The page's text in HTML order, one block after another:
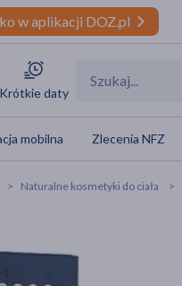
w aplikacji DOZ.pl
Krótkie daty
mobilna Zlecenia NFZ
Naturalne kosmetyki do ciała